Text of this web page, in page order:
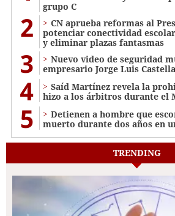
grupo C
2
CN aprueba reformas al
potenciar conectividad
y eliminar plazas fantasmas
3
Nuevo video de seguridad
empresario Jorge Luis
4
Saíd Martínez revela la
hizo a los árbitros durante el
5
Detienen a hombre que
muerto durante dos años en
TRENDING